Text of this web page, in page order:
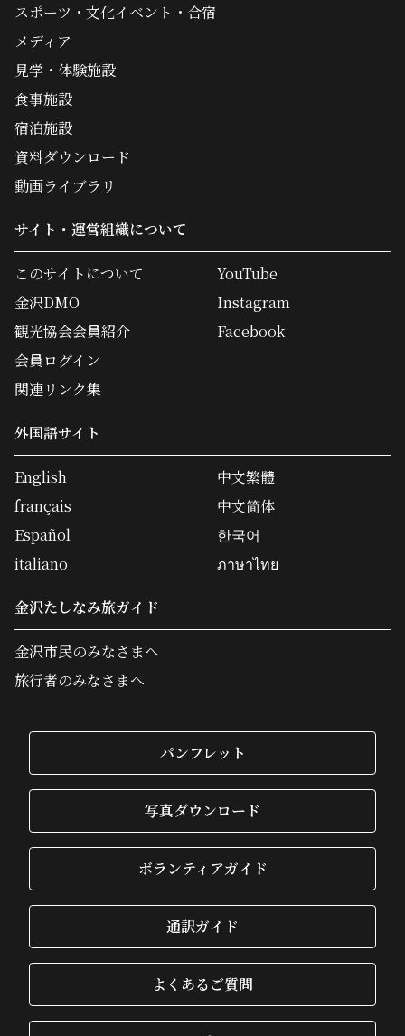
スポーツ・文化イベント・合宿
メディア
見学・体験施設
食事施設
宿泊施設
資料ダウンロード
動画ライブラリ
サイト・運営組織について
このサイトについて
金沢DMO
観光協会会員紹介
会員ログイン
関連リンク集
YouTube
Instagram
Facebook
外国語サイト
English
français
Español
italiano
中文繁體
中文简体
한국어
ภาษาไทย
金沢たしなみ旅ガイド
金沢市民のみなさまへ
旅行者のみなさまへ
パンフレット
写真ダウンロード
ボランティアガイド
通訳ガイド
よくあるご質問